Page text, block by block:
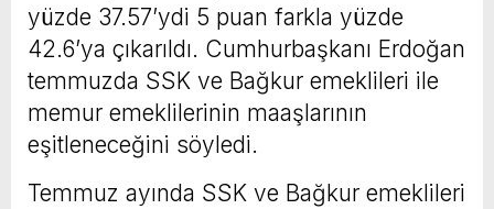
yüzde 37.57’ydi 5 puan farkla yüzde
42.6’ya çıkarıldı. Cumhurbaşkanı Erdoğan
temmuzda SSK ve Bağkur emeklileri ile
memur emeklilerinin maaşlarının
eşitleneceğini söyledi.
Temmuz ayında SSK ve Bağkur emeklileri